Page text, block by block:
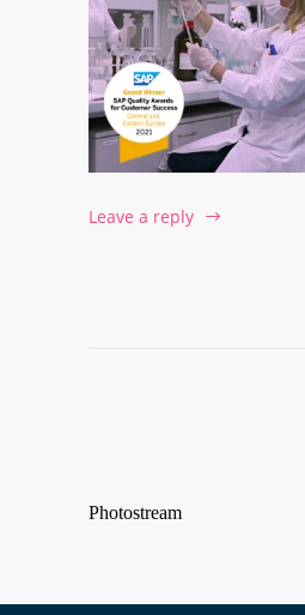
Leave a reply
Photostream